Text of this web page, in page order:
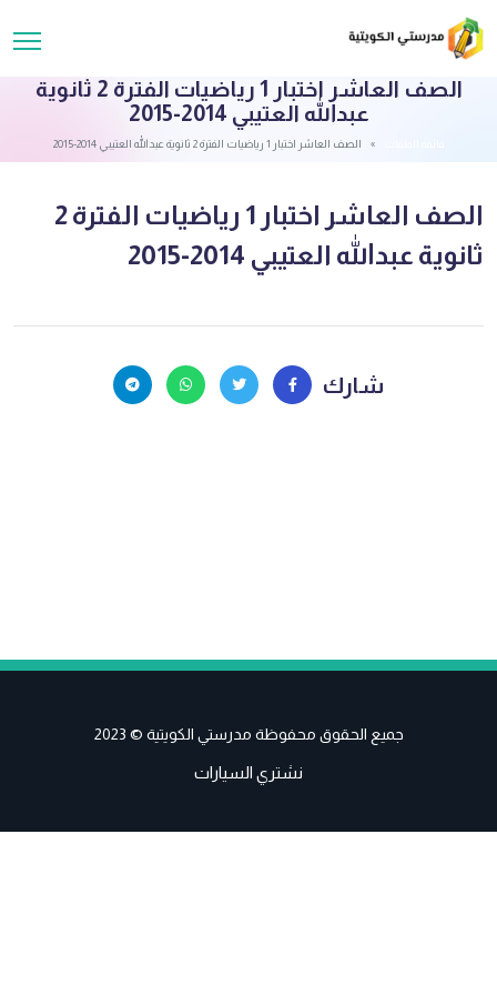
الصف العاشر اختبار 1 رياضيات الفترة 2 ثانوية
عبدالله العتيبي 2014-2015
الصف العاشر اختبار 1 رياضيات الفترة 2 ثانوية عبدالله العتيبي 2014-2015
الصف العاشر اختبار 1 رياضيات الفترة 2
ثانوية عبدالله العتيبي 2014-2015
شارك
جميع الحقوق محفوظة مدرستي الكويتية © 2023
نشتري السيارات